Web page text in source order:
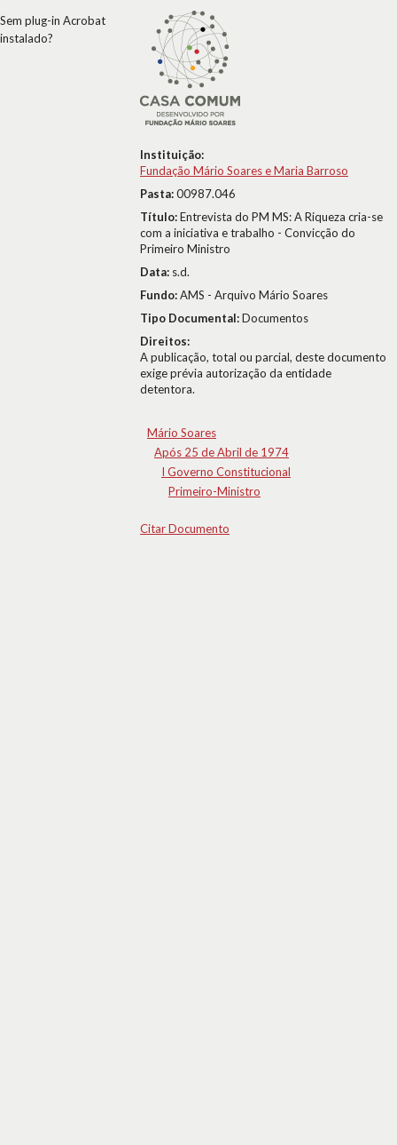
Instituição:
Fundação Mário Soares e Maria Barroso
Pasta:00987.046
Título:Entrevista do PM MS: A Riqueza cria-se
com a iniciativa e trabalho - Convicção do
Primeiro Ministro
Data: s.d.
Fundo:AMS - Arquivo Mário Soares
Tipo Documental:Documentos
Direitos:
A publicação, total ou parcial, deste documento
exige prévia autorização da entidade
detentora.
Mário Soares
Após 25 de Abril de 1974
I Governo Constitucional
Primeiro-Ministro
Citar Documento
Sem plug-in Acrobat
instalado?